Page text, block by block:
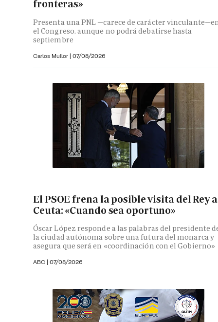
fronteras»
Presenta una PNL —carece de carácter
el Congreso, aunque no podrá debatirse hasta
septiembre
Carlos Mullor | 07/08/2026
El PSOE frena la posible visita del Rey a
Ceuta: «Cuando sea oportuno»
Óscar López responde a las palabras del presidente
la ciudad autónoma sobre una futura del monarca y
asegura que será en «coordinación con el Gobierno»
ABC | 07/08/2026